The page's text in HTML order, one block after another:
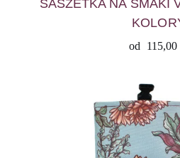
SASZETKA NA SMAKI
od 115,00